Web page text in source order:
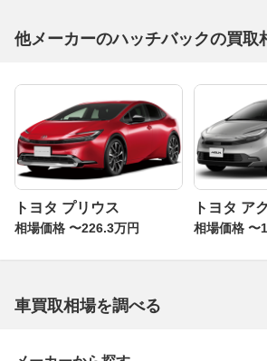
他メーカーのハッチバックの買取
トヨタ プリウス
相場価格 〜226.3万円
トヨタ ア
相場価格 〜
車買取相場を調べる